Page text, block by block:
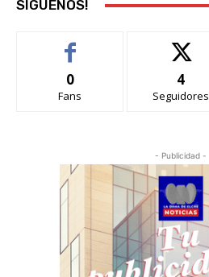
SÍGUENOS!
0
Fans
4
Seguidores
- Publicidad -